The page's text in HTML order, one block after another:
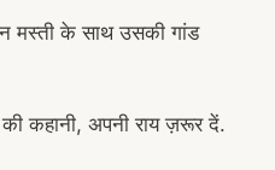
मस्ती के साथ उसकी गांड
कहानी, अपनी राय ज़रूर दें.